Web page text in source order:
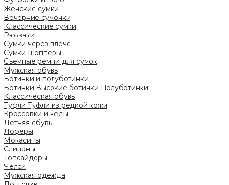
Женские сумки
Вечерние сумочки
Классические сумки
Рюкзаки
Сумки через плечо
Сумки-шопперы
Съемные ремни для сумок
Мужская обувь
Ботинки и полуботинки
Ботинки Высокие ботинки Полуботинки
Классическая обувь
Туфли Туфли из редкой кожи
Кроссовки и кеды
Летняя обувь
Лоферы
Мокасины
Слипоны
Топсайдеры
Челси
Мужская одежда